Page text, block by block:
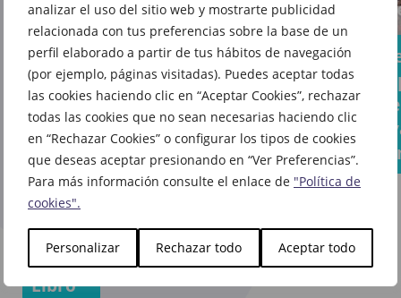
analizar el uso del sitio web y mostrarte publicidad
relacionada con tus preferencias sobre la base de un
perfil elaborado a partir de tus hábitos de navegación
(por ejemplo, páginas visitadas). Puedes aceptar todas
las cookies haciendo clic en “Aceptar Cookies”, rechazar
todas las cookies que no sean necesarias haciendo clic
en “Rechazar Cookies” o configurar los tipos de cookies
que deseas aceptar presionando en “Ver Preferencias”.
Para más información consulte el enlace de "Política de
cookies".
Personalizar Rechazar todo Aceptar todo
El libro
del
que
todo el
mundo
habla
ya te
espera
en La
Casa
del
Libro
Tus
sándwiches
favoritos
ahora
saben aún
mejor en
Dale
vida a
cada
rincón
de tu
casa
La
atrás
la
cole